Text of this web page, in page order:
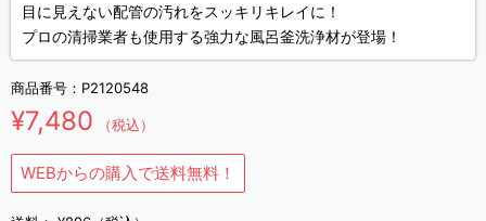
目に見えない配管の汚れをスッキリキレイに！
プロの清掃業者も使用する強力な風呂釜洗浄材が登場！
商品番号： P2120548
¥7,480 （税込）
WEBからの購入で送料無料！